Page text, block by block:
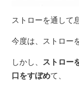
ストローを通して
今度は、ストロー
しかし、 ストロー
口をすぼめて、